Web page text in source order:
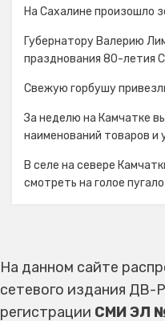
На Сахалине произошло
Губернатору Валерию
празднования 80-летия
Свежую горбушу
За неделю на Камчатке
наименований товаров и
В селе на севере
смотреть на голое пугало
На данном сайте
сетевого издания ДВ-
регистрации СМИ ЭЛ